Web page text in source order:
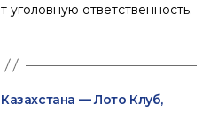
ответственность.
— Лото Клуб,